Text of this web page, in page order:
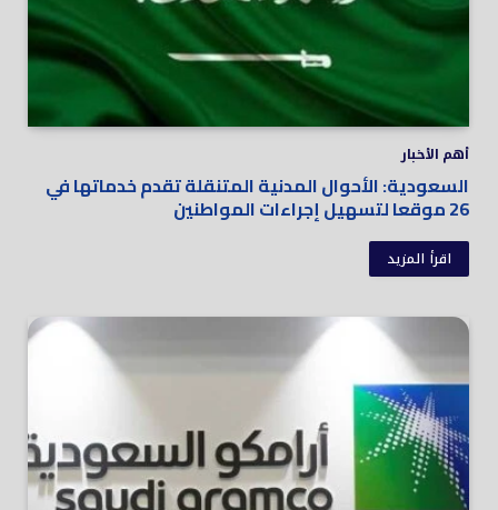
أهم الأخبار
السعودية: الأحوال المدنية المتنقلة تقدم خدماتها في
26 موقعا لتسهيل إجراءات المواطنين
اقرأ المزيد